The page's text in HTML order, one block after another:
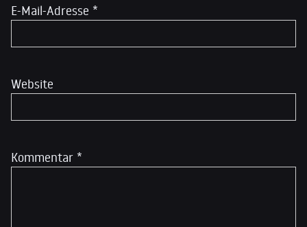
Kommentar *
E-Mail-Adresse *
Website